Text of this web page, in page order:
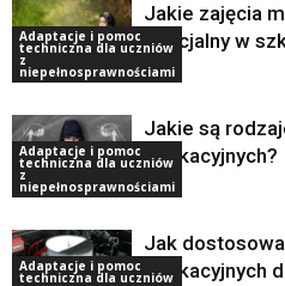
Adaptacje i pomoc
techniczna dla uczniów
z
niepełnosprawnościami
Jakie zajęcia
specjalny w
Adaptacje i pomoc
techniczna dla uczniów
z
niepełnosprawnościami
Jakie są
edukacyjnych?
Adaptacje i pomoc
techniczna dla uczniów
Jak
edukacyjnych